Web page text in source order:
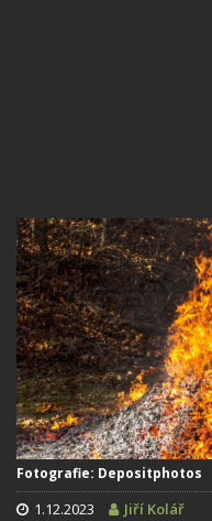
Fotografie: Depositphotos
1.12.2023 Jiří Kolář